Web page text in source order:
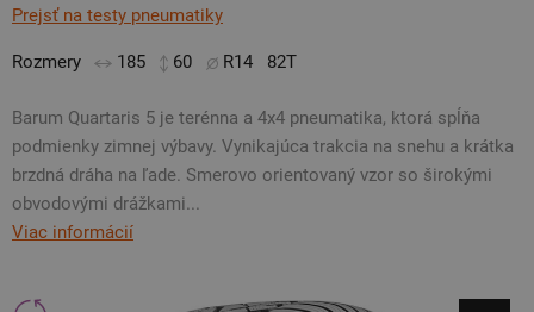
Prejsť na testy pneumatiky
Rozmery 185 60 R14 82T
Barum Quartaris 5 je terénna a 4x4 pneumatika, ktorá spĺňa
podmienky zimnej výbavy. Vynikajúca trakcia na snehu a krátka
brzdná dráha na ľade. Smerovo orientovaný vzor so širokými
obvodovými drážkami...
Viac informácií